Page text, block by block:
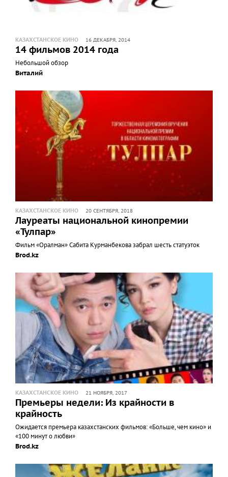
КАЗАХСТАНСКОЕ КИНО 16 ДЕКАБРЯ, 2014
14 фильмов 2014 года
Небольшой обзор
Виталий
КАЗАХСТАНСКОЕ КИНО 20 СЕНТЯБРЯ, 2018
Лауреаты национальной кинопремии
«Тулпар»
Фильм «Оралман» Сабита Курманбекова забрал шесть статуэток
Brod.kz
КАЗАХСТАНСКОЕ КИНО 21 НОЯБРЯ, 2017
Премьеры недели: Из крайности в
крайность
Ожидается премьера казахстанских фильмов: «Больше, чем кино» и
«100 минут о любви»
Brod.kz